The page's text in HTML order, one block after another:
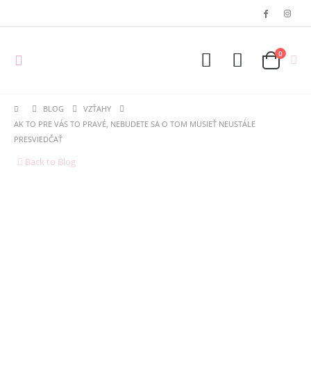
0
BLOG
VZŤAHY
AK TO PRE VÁS TO PRAVÉ, NEBUDETE SA O TOM MUSIEŤ NEUSTÁLE
PRESVIEDČAŤ
Back to Blog